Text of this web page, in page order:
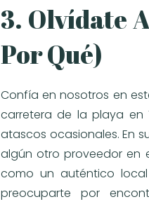
3. Olvídate
Por Qué)
Confía en nosotros en
carretera de la playa en
atascos ocasionales. En
algún otro proveedor en
como un auténtico
preocuparte por